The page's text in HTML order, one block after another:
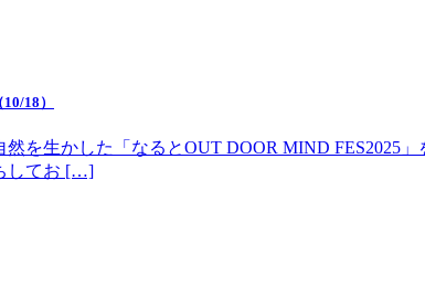
18）
を生かした「なるとOUT DOOR MIND FES2025
してお […]